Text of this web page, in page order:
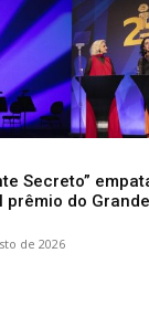
Secreto”
prêmio do Grande
de 2026